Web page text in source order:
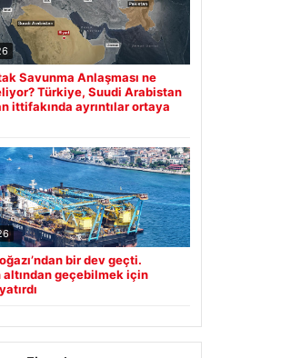
Savunma Anlaşması ne
Türkiye, Suudi Arabistan
ittifakında ayrıntılar ortaya
bir dev geçti.
altından geçebilmek için